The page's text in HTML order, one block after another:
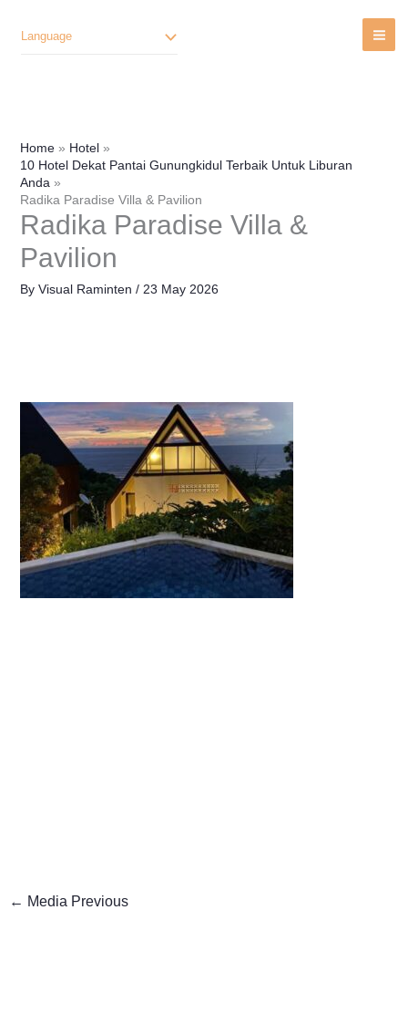
Language
Home
Hotel
10 Hotel Dekat Pantai Gunungkidul Terbaik Untuk Liburan
Anda
Radika Paradise Villa & Pavilion
Radika Paradise Villa &
Pavilion
By Visual Raminten / 23 May 2026
← Media Previous